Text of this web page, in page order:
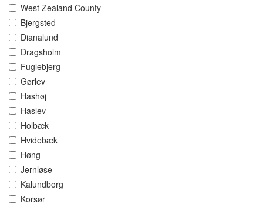
West Zealand County
Bjergsted
Dianalund
Dragsholm
Fuglebjerg
Gørlev
Hashøj
Haslev
Holbæk
Hvidebæk
Høng
Jernløse
Kalundborg
Korsør